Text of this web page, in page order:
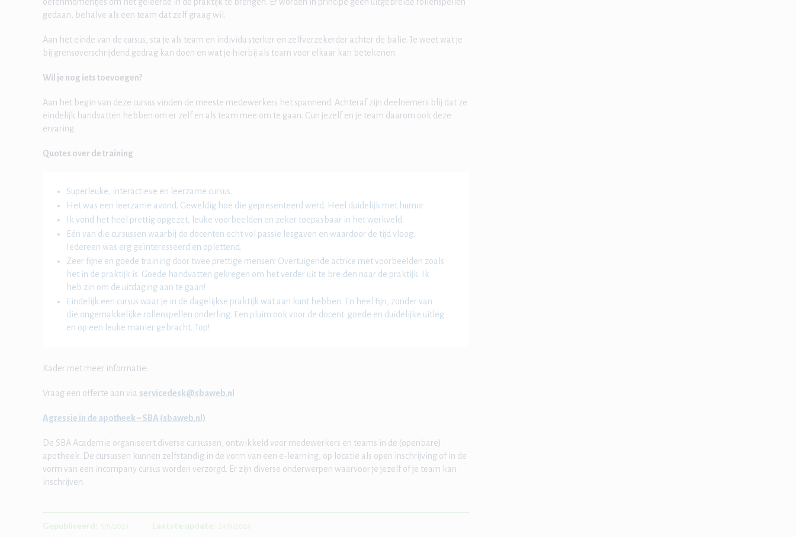
gedaan, behalve als een team dat zelf graag wil.
Aan het einde van de cursus, sta je als team en individu sterker en zelfverzekerder achter de balie. Je weet wat je
bij grensoverschrijdend gedrag kan doen en wat je hierbij als team voor elkaar kan betekenen.
Wil je nog iets toevoegen?
Aan het begin van deze cursus vinden de meeste medewerkers het spannend. Achteraf zijn deelnemers blij dat ze
eindelijk handvatten hebben om er zelf en als team mee om te gaan. Gun jezelf en je team daarom ook deze
ervaring.
Quotes over de training
Superleuke, interactieve en leerzame cursus.
Het was een leerzame avond. Geweldig hoe die gepresenteerd werd. Heel duidelijk met humor
Ik vond het heel prettig opgezet, leuke voorbeelden en zeker toepasbaar in het werkveld.
Eén van die cursussen waarbij de docenten echt vol passie lesgaven en waardoor de tijd vloog.
Iedereen was erg geïnteresseerd en oplettend.
Zeer fijne en goede training door twee prettige mensen! Overtuigende actrice met voorbeelden zoals
het in de praktijk is. Goede handvatten gekregen om het verder uit te breiden naar de praktijk. Ik
heb zin om de uitdaging aan te gaan!
Eindelijk een cursus waar je in de dagelijkse praktijk wat aan kunt hebben. En heel fijn, zonder van
die ongemakkelijke rollenspellen onderling. Een pluim ook voor de docent: goede en duidelijke uitleg
en op een leuke manier gebracht. Top!
Kader met meer informatie:
Vraag een offerte aan via servicedesk@sbaweb.nl
Agressie in de apotheek – SBA (sbaweb.nl)
De SBA Academie organiseert diverse cursussen, ontwikkeld voor medewerkers en teams in de (openbare)
apotheek. De cursussen kunnen zelfstandig in de vorm van een e-learning, op locatie als open inschrijving of in de
vorm van een incompany cursus worden verzorgd. Er zijn diverse onderwerpen waarvoor je jezelf of je team kan
inschrijven.
Gepubliceerd: 5/9/2023 Laatste update: 24/9/2024